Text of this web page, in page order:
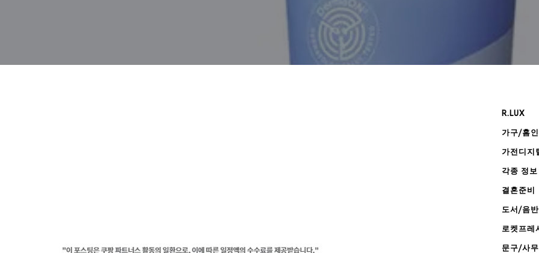
R.LUX
가구/홈
가전디지
각종 정보
결혼준비
도서/음반
로켓프레
문구/사